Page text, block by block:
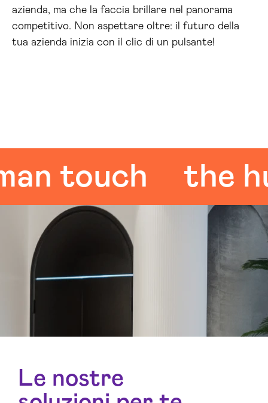
azienda, ma che la faccia brillare nel panorama
competitivo. Non aspettare oltre: il futuro della
tua azienda inizia con il clic di un pulsante!
touch the
Le nostre